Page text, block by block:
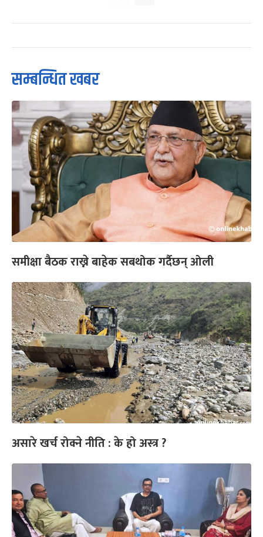
सम्बन्धित खबर
समीक्षा बैठक राख्ने बाहेक सबथोक गर्दैछन् ओली
असारे खर्च रोक्ने नीति : के हो अस्त्र ?